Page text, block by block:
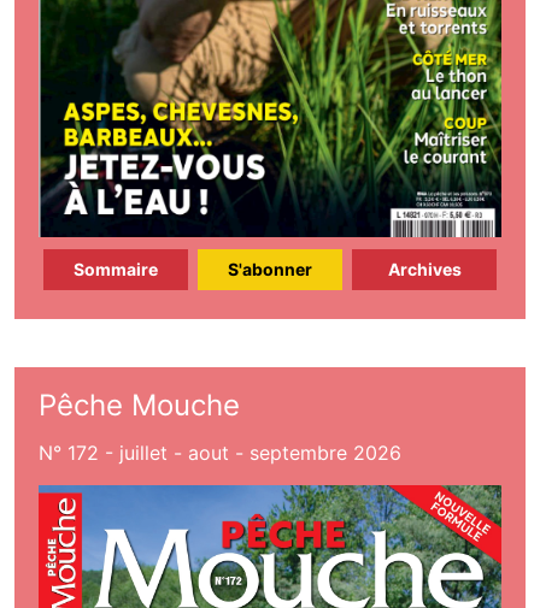
Sommaire S'abonner Archives
Pêche Mouche
N° 172 - juillet - aout - septembre 2026